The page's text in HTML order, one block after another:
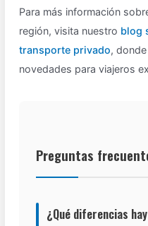
Para más información
región, visita nuestro blog
transporte privado,
novedades para viajeros
Preguntas
¿Qué diferencias